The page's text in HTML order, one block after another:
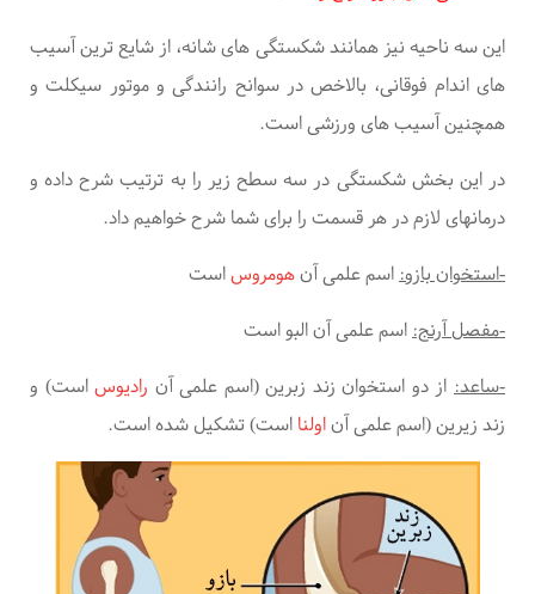
این سه ناحیه نیز همانند شکستگی های شانه، از شایع ترین آسیب
های اندام فوقانی، بالاخص در سوانح رانندگی و موتور سیکلت و
همچنین آسیب های ورزشی است.
در این بخش شکستگی در سه سطح زیر را به ترتیب شرح داده و
درمانهای لازم در هر قسمت را برای شما شرح خواهیم داد.
-استخوان بازو: اسم علمی آنهومروساست
-مفصل آرنج: اسم علمی آن البو است
-ساعد: از دو استخوان زند زبرین (اسم علمی آن رادیوساست) و
زند زیرین (اسم علمی آناولنا است) تشکیل شده است.